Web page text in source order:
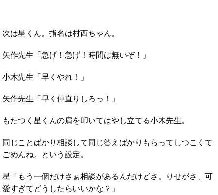
次は星くん。指名は村西ちゃん。
矢作先生「急げ！急げ！時間は無いぞ！」
小木先生「早くやれ！」
矢作先生「早く仲直りしろっ！」
もたつく星くんの肩を叩いてはやし立てる小木先生。
同じことばかり相談して同じ答えばかりもらってしつこくて
ごめんね。という設定。
星「もう一個だけさぁ相談があるんだけどさ。りせがさ、可
愛すぎてどうしたらいいかな？」